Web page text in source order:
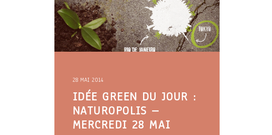
28 MAI 2014
IDÉE GREEN DU JOUR :
NATUROPOLIS –
MERCREDI 28 MAI